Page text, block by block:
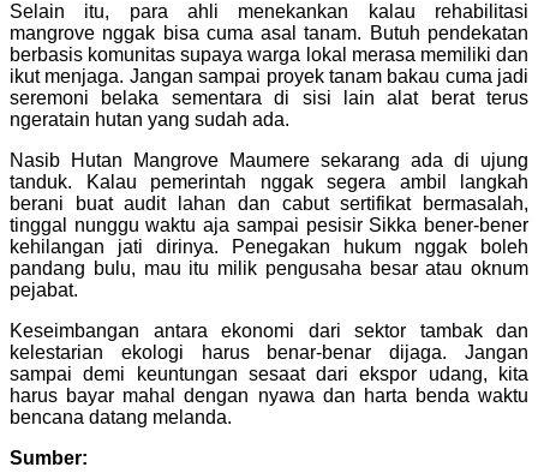
Selain itu, para ahli menekankan kalau rehabilitasi
mangrove nggak bisa cuma asal tanam. Butuh pendekatan
berbasis komunitas supaya warga lokal merasa memiliki dan
ikut menjaga. Jangan sampai proyek tanam bakau cuma jadi
seremoni belaka sementara di sisi lain alat berat terus
ngeratain hutan yang sudah ada.
Nasib Hutan Mangrove Maumere sekarang ada di ujung
tanduk. Kalau pemerintah nggak segera ambil langkah
berani buat audit lahan dan cabut sertifikat bermasalah,
tinggal nunggu waktu aja sampai pesisir Sikka bener-bener
kehilangan jati dirinya. Penegakan hukum nggak boleh
pandang bulu, mau itu milik pengusaha besar atau oknum
pejabat.
Keseimbangan antara ekonomi dari sektor tambak dan
kelestarian ekologi harus benar-benar dijaga. Jangan
sampai demi keuntungan sesaat dari ekspor udang, kita
harus bayar mahal dengan nyawa dan harta benda waktu
bencana datang melanda.
Sumber: